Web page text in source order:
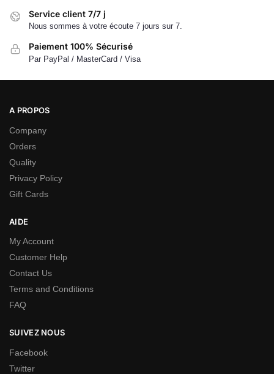
Service client 7/7 j
Nous sommes à votre écoute 7 jours sur 7.
Paiement 100% Sécurisé
Par PayPal / MasterCard / Visa
A PROPOS
Company
Orders
Quality
Privacy Policy
Gift Cards
AIDE
My Account
Customer Help
Contact Us
Terms and Conditions
FAQ
SUIVEZ NOUS
Facebook
Twitter